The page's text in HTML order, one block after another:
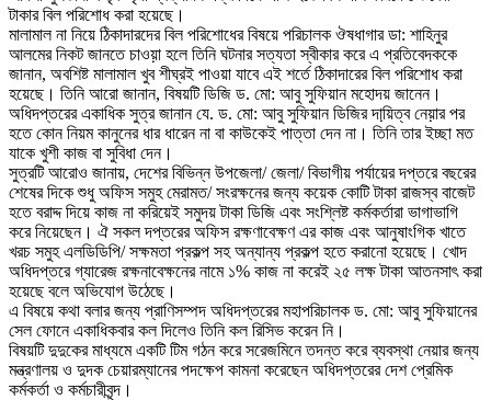
টাকার বিল পরিশোধ করা হয়েছে।
মালামাল না নিয়ে ঠিকাদারদের বিল পরিশোধের বিষয়ে পরিচালক ঔষধাগার ডা: শাহিনুর
আলমের নিকট জানতে চাওয়়া হলে তিনি ঘটনার সত্যতা স্বীকার করে এ প্রতিবেদককে
জানান, অবশিষ্ট মালামাল খুব শীঘ্রই পাওয়া যাবে এই শর্তে ঠিকাদারের বিল পরিশোধ করা
হয়েছে। তিনি আরো জানান, বিষয়টি ডিজি ড. মো: আবু সুফিয়ান মহোদয় জানেন।
অধিদপ্তরের একাধিক সুত্র জানান যে. ড. মো: আবু সুফিয়ান ডিজির দায়ি়ত্ব নেয়়ার পর
হতে কোন নিয়ম কানুনের ধার ধারেন না বা কাউকেই পাত্তা দেন না। তিনি তার ইচ্ছা মত
যাকে খুশী কাজ বা সুবিধা দেন।
সুত্রটি আরোও জানায়, দেশের বিভিন্ন উপজেলা/ জেলা/ বিভাগীয় পর্যায়ের দপ্তরে বছরের
শেষের দিকে শুধু অফিস সমুহ মেরামত/ সংরক্ষনের জন্য কয়েক কোটি টাকা রাজস্ব বাজেট
হতে বরাদ্দ দিয়ে কাজ না করিয়েই সমুদয় টাকা ডিজি এবং সংশ্লিষ্ট কর্মকর্তারা ভাগাভাগি
করে নিয়েছেন। ঐ সকল দপ্তরের অফিস রক্ষণাবেক্ষণ এর কাজ এবং আনুষাংগিক খাতে
খরচ সমুহ এলডিডিপি/ সক্ষমতা প্রকল্প সহ অন্যান্য প্রকল্প হতে করানো হয়েছে। খোদ
অধিদপ্তরে গ্যারেজ রক্ষনাবেক্ষনের নামে ১% কাজ না করেই ২৫ লক্ষ টাকা আতনসাৎ করা
হয়েছে বলে অভিযোগ উঠেছে।
এ বিষয়ে কথা বলার জন্য প্রাণিসম্পদ অধিদপ্তরের মহাপরিচালক ড. মো: আবু সুফিয়ানের
সেল ফোনে একাধিকবার কল দিলেও তিনি কল রিসিভ করেন নি।
বিষয়টি দুদুকের মাধ্যমে একটি টিম গঠন করে সরেজমিনে তদন্ত করে ব্যবস্থা নেয়ার জন্য
মন্ত্রণালয় ও দুদক চেয়ারম্যানের পদক্ষেপ কামনা করেছেন অধিদপ্তরের দেশ প্রেমিক
কর্মকর্তা ও কর্মচারীবৃন্দ।